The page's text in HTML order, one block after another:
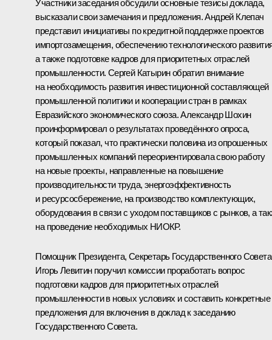
Участники заседания обсудили основные тезисы доклада,
высказали свои замечания и предложения. Андрей Клепач
представил инициативы по кредитной поддержке проектов
импортозамещения, обеспечению технологического
а также подготовке кадров для приоритетных отраслей
промышленности. Сергей Катырин обратил внимание
на необходимость развития инвестиционной составляющей
промышленной политики и кооперации стран в рамках
Евразийского экономического союза. Александр Шохин
проинформировал о результатах проведённого опроса,
который показал, что практически половина из опрошенных
промышленных компаний переориентировала свою работу
на новые проекты, направленные на повышение
производительности труда, энергоэффективность
и ресурсосбережение, на производство комплектующих,
оборудования в связи с уходом поставщиков с рынков, а
на проведение необходимых НИОКР.
Помощник Президента, Секретарь Государственного Совета
Игорь Левитин поручил комиссии проработать вопрос
подготовки кадров для приоритетных отраслей
промышленности в новых условиях и составить конкретные
предложения для включения в доклад к заседанию
Государственного Совета.